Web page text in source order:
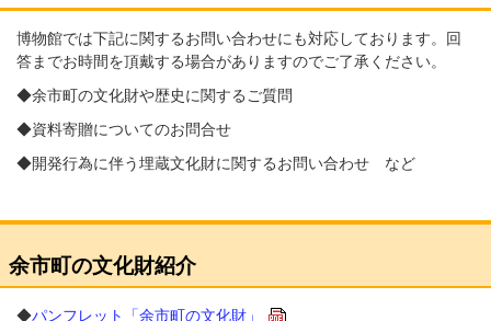
博物館では下記に関するお問い合わせにも対応しております。回
答までお時間を頂戴する場合がありますのでご了承ください。
◆余市町の文化財や歴史に関するご質問
◆資料寄贈についてのお問合せ
◆開発行為に伴う埋蔵文化財に関するお問い合わせ など
余市町の文化財紹介
◆パンフレット「余市町の文化財」